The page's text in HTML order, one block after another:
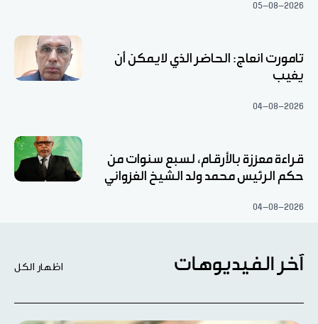
05-08-2026
تامورت انعاج: الحاضر الذي لايمكن أن
يغيب
04-08-2026
قراءة معززة بالأرقام، لسبع سنوات من
حكم الرئيس محمد ولد الشيخ الغزواني
04-08-2026
آخر الفيديوهات اظهار الكل